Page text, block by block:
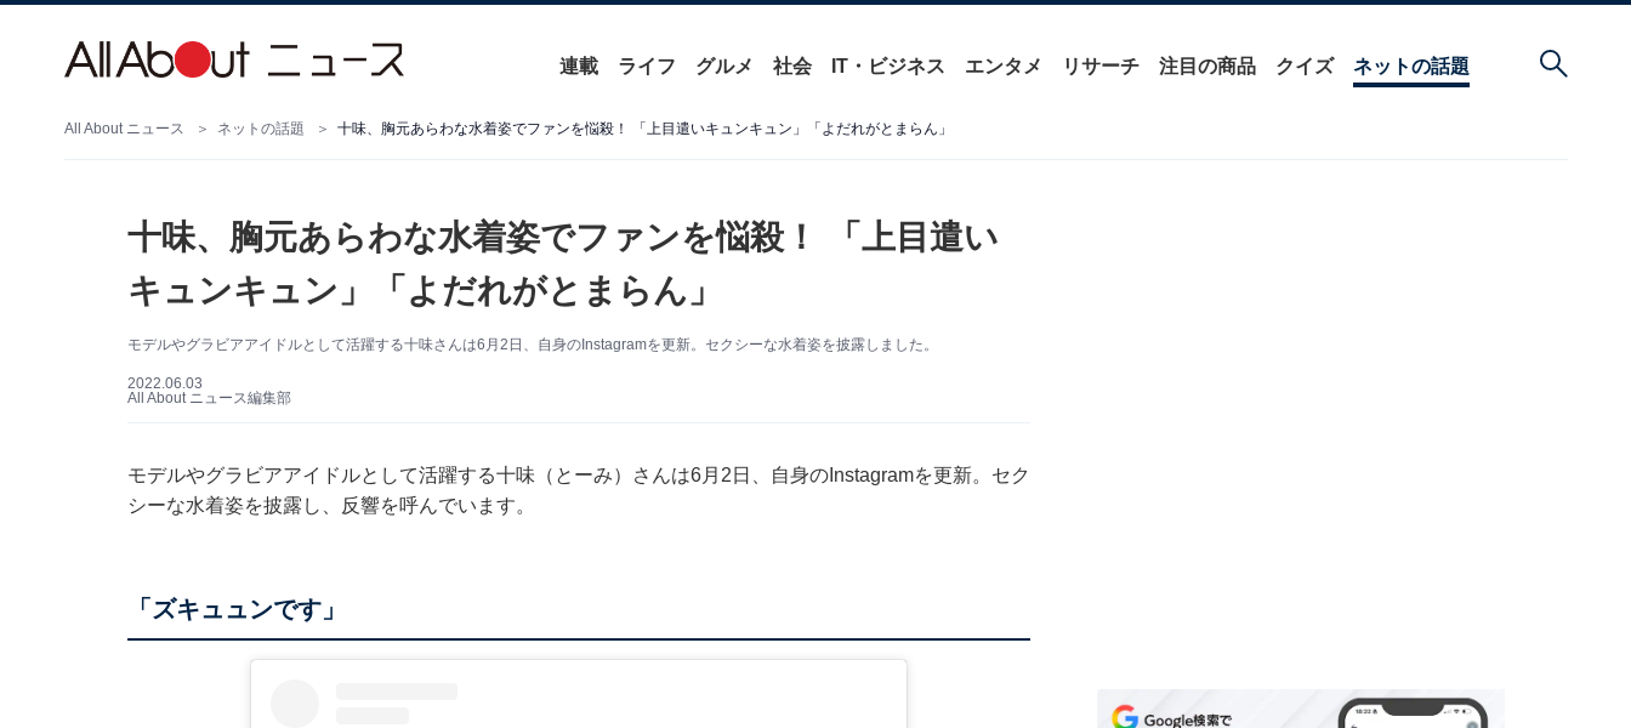
連載 ライフ グルメ 社会 IT・ビジネス エンタメ リサーチ 注目の商品 クイズ ネットの話題
All About ニュース ネットの話題 十味、胸元あらわな水着姿でファンを悩殺！ 「上目遣いキュンキュン」「よだれがとまらん」
十味、胸元あらわな水着姿でファンを悩殺！ 「上目遣い
キュンキュン」「よだれがとまらん」
モデルやグラビアアイドルとして活躍する十味さんは6月2日、自身のInstagramを更新。セクシーな水着姿を披露しました。
2022.06.03
All About ニュース編集部
モデルやグラビアアイドルとして活躍する十味（とーみ）さんは6月2日、自身のInstagramを更新。セク
シーな水着姿を披露し、反響を呼んでいます。
「ズキュュンです」